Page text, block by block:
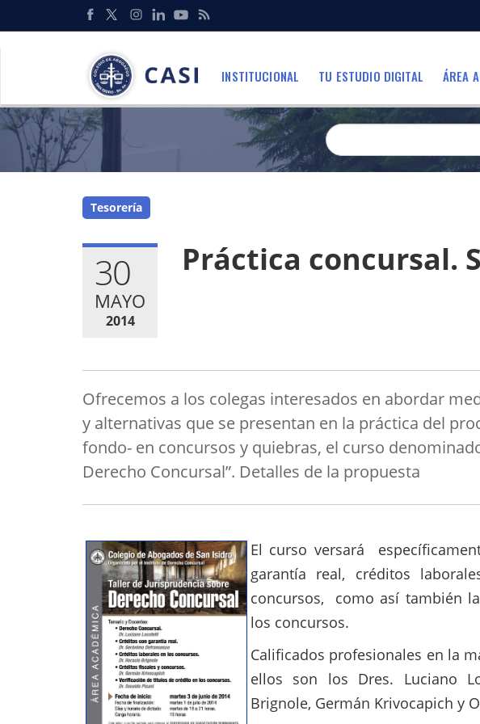
Redes
Sociales
Menu INSTITUCIONAL TU ESTUDIO DIGITAL ÁREA
Tesorería
30
MAYO
2014
Práctica concursal.
Ofrecemos a los colegas interesados en abordar
y alternativas que se presentan en la práctica del
fondo- en concursos y quiebras, el curso
Derecho Concursal”. Detalles de la propuesta
El curso versará
garantía real, créditos
concursos, como así también
los concursos.
Calificados profesionales en la
ellos son los Dres. Luciano
Brignole, Germán Krivocapich y